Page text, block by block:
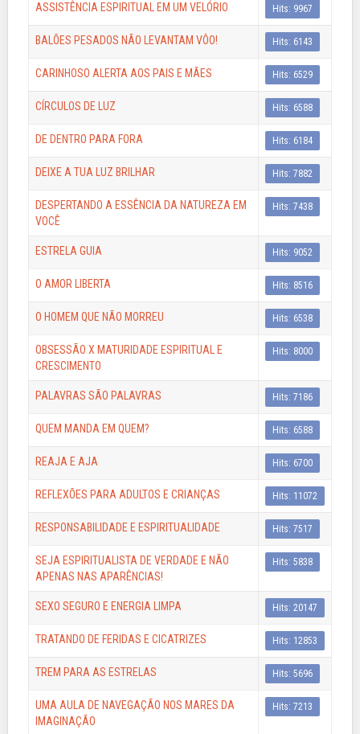
ASSISTÊNCIA ESPIRITUAL EM UM VELÓRIO Hits: 9967
BALÕES PESADOS NÃO LEVANTAM VÔO! Hits: 6143
CARINHOSO ALERTA AOS PAIS E MÃES Hits: 6529
CÍRCULOS DE LUZ Hits: 6588
DE DENTRO PARA FORA Hits: 6184
DEIXE A TUA LUZ BRILHAR Hits: 7882
DESPERTANDO A ESSÊNCIA DA NATUREZA EM
VOCÊ
Hits: 7438
ESTRELA GUIA Hits: 9052
O AMOR LIBERTA Hits: 8516
O HOMEM QUE NÃO MORREU Hits: 6538
OBSESSÃO X MATURIDADE ESPIRITUAL E
CRESCIMENTO
Hits: 8000
PALAVRAS SÃO PALAVRAS Hits: 7186
QUEM MANDA EM QUEM? Hits: 6588
REAJA E AJA Hits: 6700
REFLEXÕES PARA ADULTOS E CRIANÇAS Hits: 11072
RESPONSABILIDADE E ESPIRITUALIDADE Hits: 7517
SEJA ESPIRITUALISTA DE VERDADE E NÃO
APENAS NAS APARÊNCIAS!
Hits: 5838
SEXO SEGURO E ENERGIA LIMPA Hits: 20147
TRATANDO DE FERIDAS E CICATRIZES Hits: 12853
TREM PARA AS ESTRELAS Hits: 5696
UMA AULA DE NAVEGAÇÃO NOS MARES DA
IMAGINAÇÃO
Hits: 7213